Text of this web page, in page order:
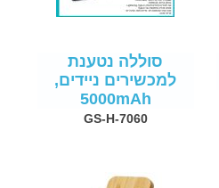
סוללה נטענת
למכשירים ניידים,
5000mAh
GS-H-7060